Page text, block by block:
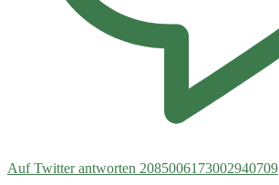
Auf Twitter antworten 2085006173002940709